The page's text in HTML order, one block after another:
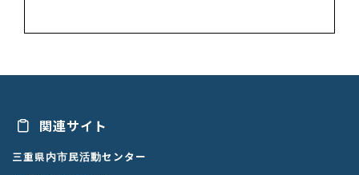
関連サイト
三重県内市民活動センター